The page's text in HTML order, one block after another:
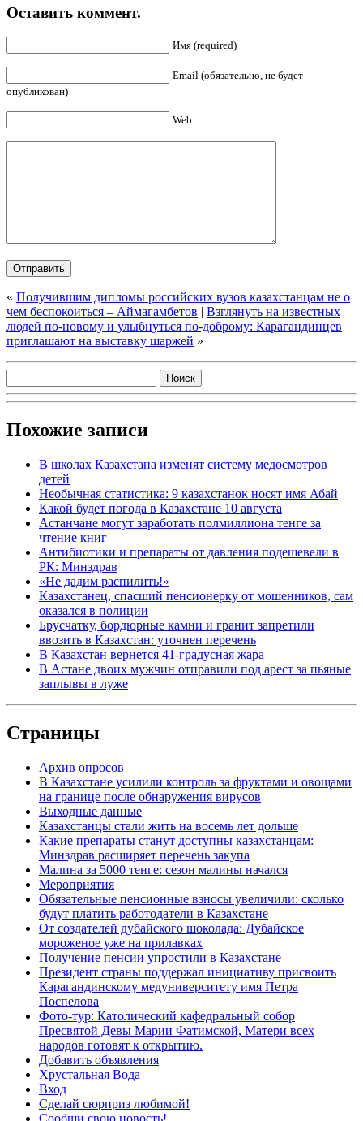
Оставить коммент.
Имя (required)
Email (обязательно, не будет
опубликован)
Web
« Получившим дипломы российских вузов казахстанцам не о
чем беспокоиться – Аймагамбетов | Взглянуть на известных
людей по-новому и улыбнуться по-доброму: Карагандинцев
приглашают на выставку шаржей »
Похожие записи
В школах Казахстана изменят систему медосмотров
детей
Необычная статистика: 9 казахстанок носят имя Абай
Какой будет погода в Казахстане 10 августа
Астанчане могут заработать полмиллиона тенге за
чтение книг
Антибиотики и препараты от давления подешевели в
РК: Минздрав
«Не дадим распилить!»
Казахстанец, спасший пенсионерку от мошенников, сам
оказался в полиции
Брусчатку, бордюрные камни и гранит запретили
ввозить в Казахстан: уточнен перечень
В Казахстан вернется 41-градусная жара
В Астане двоих мужчин отправили под арест за пьяные
заплывы в луже
Страницы
Архив опросов
В Казахстане усилили контроль за фруктами и овощами
на границе после обнаружения вирусов
Выходные данные
Казахстанцы стали жить на восемь лет дольше
Какие препараты станут доступны казахстанцам:
Минздрав расширяет перечень закупа
Малина за 5000 тенге: сезон малины начался
Мероприятия
Обязательные пенсионные взносы увеличили: сколько
будут платить работодатели в Казахстане
От создателей дубайского шоколада: Дубайское
мороженое уже на прилавках
Получение пенсии упростили в Казахстане
Президент страны поддержал инициативу присвоить
Карагандинскому медуниверситету имя Петра
Поспелова
Фото-тур: Католический кафедральный собор
Пресвятой Девы Марии Фатимской, Матери всех
народов готовят к открытию.
Добавить объявления
Хрустальная Вода
Вход
Сделай сюрприз любимой!
Сообщи свою новость!